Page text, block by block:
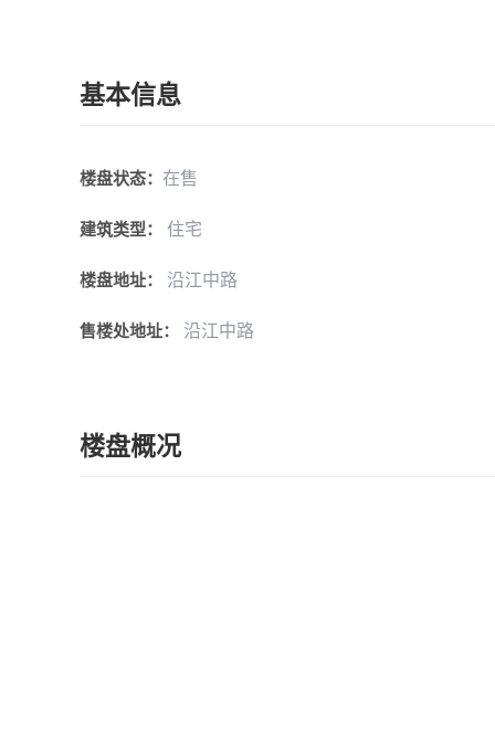
基本信息
楼盘状态： 在售
建筑类型： 住宅
楼盘地址： 沿江中路
售楼处地址： 沿江中路
楼盘概况